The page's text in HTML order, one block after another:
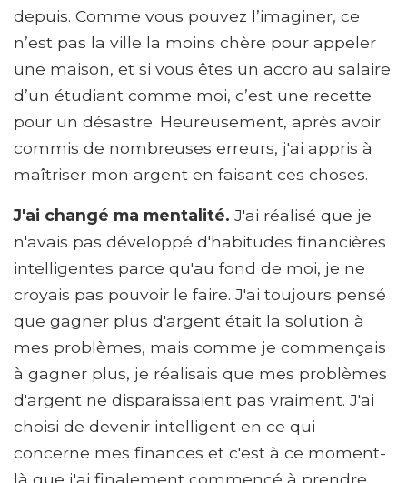
depuis. Comme vous pouvez l’imaginer, ce
n’est pas la ville la moins chère pour appeler
une maison, et si vous êtes un accro au salaire
d’un étudiant comme moi, c’est une recette
pour un désastre. Heureusement, après avoir
commis de nombreuses erreurs, j'ai appris à
maîtriser mon argent en faisant ces choses.
J'ai changé ma mentalité. J'ai réalisé que je
n'avais pas développé d'habitudes financières
intelligentes parce qu'au fond de moi, je ne
croyais pas pouvoir le faire. J'ai toujours pensé
que gagner plus d'argent était la solution à
mes problèmes, mais comme je commençais
à gagner plus, je réalisais que mes problèmes
d'argent ne disparaissaient pas vraiment. J'ai
choisi de devenir intelligent en ce qui
concerne mes finances et c'est à ce moment-
là que j'ai finalement commencé à prendre